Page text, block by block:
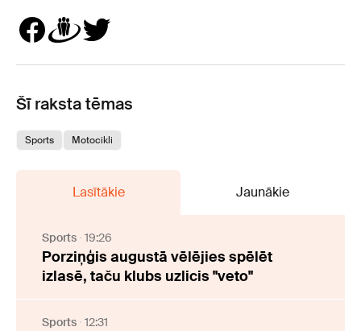
Šī raksta tēmas
Sports Motocikli
Lasītākie Jaunākie
Sports 19:26
Porziņģis augustā vēlējies spēlēt
izlasē, taču klubs uzlicis "veto"
Sports 12:31